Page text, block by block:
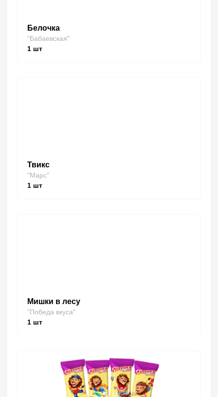
Белочка
"Бабаевская"
1 шт
Твикс
"Марс"
1 шт
Мишки в лесу
"Победа вкуса"
1 шт